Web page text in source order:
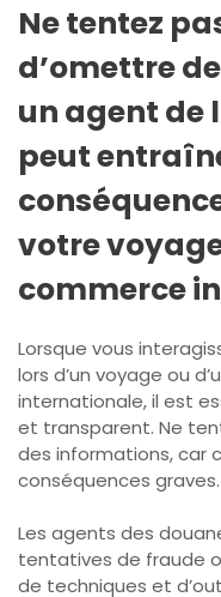
Ne tentez
d’omettre
un agent de
peut
votre
commerce
Lorsque vous
lors d’un voyage ou
internationale, il est
et transparent. Ne
des informations, car
conséquences graves.
Les agents des
tentatives de fraude
de techniques et